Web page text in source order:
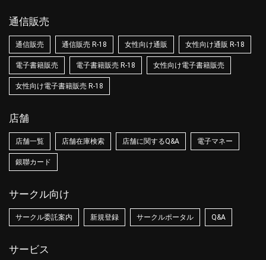
通信販売
通信販売 通信販売 R-18 女性向け通販 女性向け通販 R-18
電子書籍販売 電子書籍販売 R-18 女性向け電子書籍販売
女性向け電子書籍販売 R-18
店舗
店舗一覧 店舗在庫検索 店舗に関するQ&A 電子マネー
銀聯カード
サークル向け
サークル委託案内 新規登録 サークルポータル Q&A
サービス